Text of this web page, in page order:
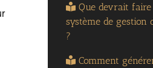
Que devrait
système de gestion
?
Comment